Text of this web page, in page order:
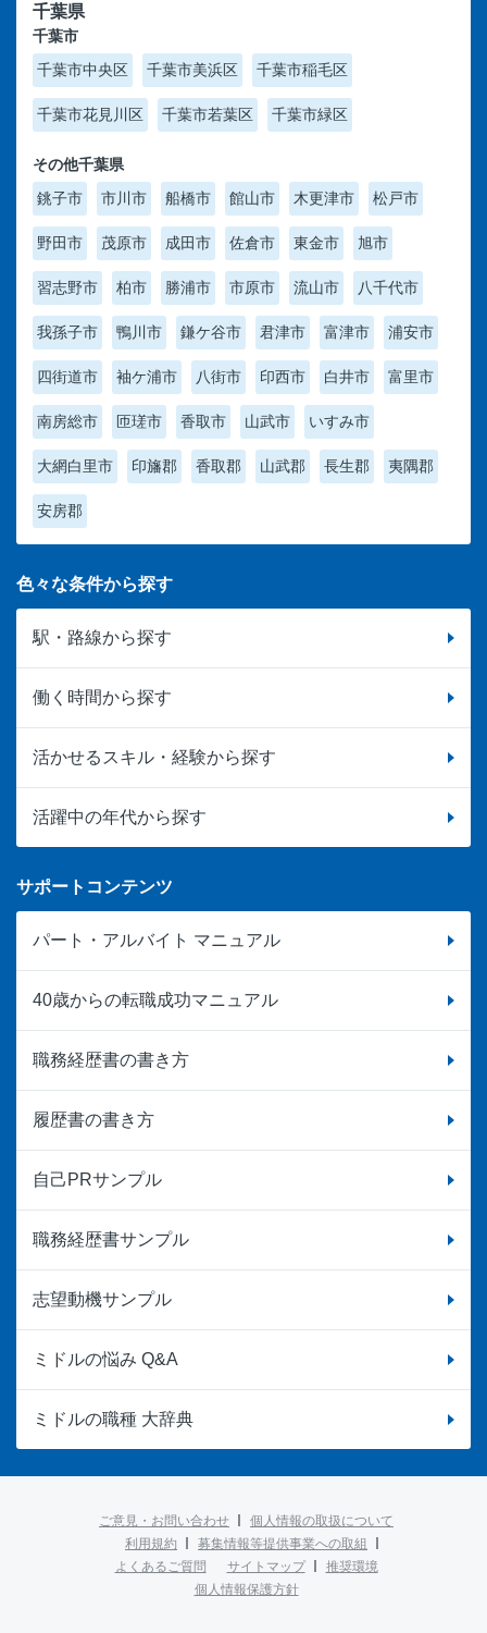
千葉県
千葉市
千葉市中央区
千葉市美浜区 千葉市稲毛区
千葉市花見川区 千葉市若葉区 千葉市緑区
その他千葉県
銚子市
市川市 船橋市 館山市 木更津市 松戸市
野田市 茂原市 成田市 佐倉市 東金市 旭市
習志野市 柏市 勝浦市 市原市 流山市 八千代市
我孫子市 鴨川市 鎌ケ谷市 君津市 富津市 浦安市
四街道市 袖ケ浦市 八街市 印西市 白井市 富里市
南房総市 匝瑳市 香取市 山武市 いすみ市
大網白里市 印旛郡 香取郡 山武郡 長生郡 夷隅郡
安房郡
色々な条件から探す
駅・路線から探す
働く時間から探す
活かせるスキル・経験から探す
活躍中の年代から探す
サポートコンテンツ
パート・アルバイト マニュアル
40歳からの転職成功マニュアル
職務経歴書の書き方
履歴書の書き方
自己PRサンプル
職務経歴書サンプル
志望動機サンプル
ミドルの悩み Q&A
ミドルの職種 大辞典
ご意見・お問い合わせ
個人情報の取扱について
利用規約
募集情報等提供事業への取組
よくあるご質問
サイトマップ
推奨環境
個人情報保護方針